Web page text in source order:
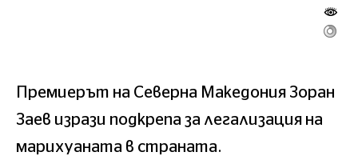
Премиерът на Северна Македония Зоран
Заев изрази подкрепа за легализация на
марихуаната в страната.